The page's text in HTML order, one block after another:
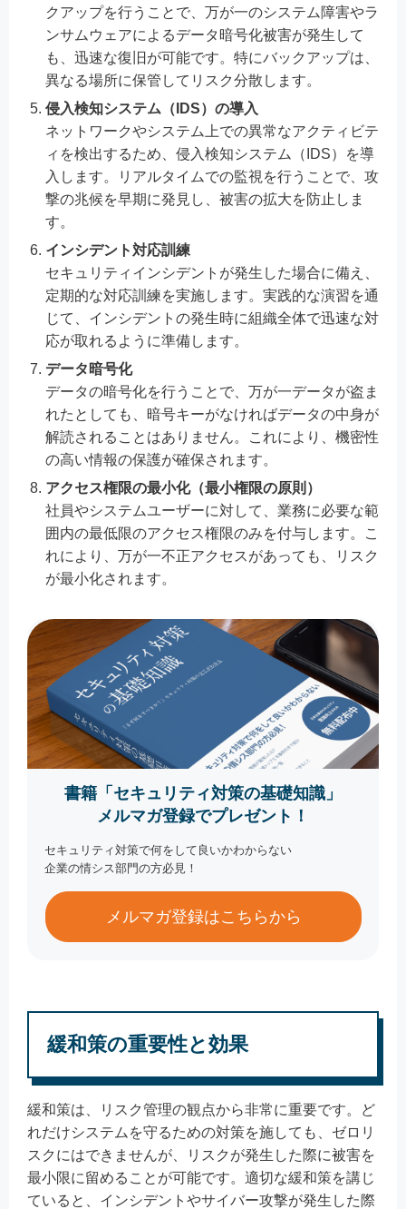
クアップを行うことで、万が一のシステム障害やラ
ンサムウェアによるデータ暗号化被害が発生して
も、迅速な復旧が可能です。特にバックアップは、
異なる場所に保管してリスク分散します。
侵入検知システム（IDS）の導入
ネットワークやシステム上での異常なアクティビテ
ィを検出するため、侵入検知システム（IDS）を導
入します。リアルタイムでの監視を行うことで、攻
撃の兆候を早期に発見し、被害の拡大を防止しま
す。
インシデント対応訓練
セキュリティインシデントが発生した場合に備え、
定期的な対応訓練を実施します。実践的な演習を通
じて、インシデントの発生時に組織全体で迅速な対
応が取れるように準備します。
データ暗号化
データの暗号化を行うことで、万が一データが盗ま
れたとしても、暗号キーがなければデータの中身が
解読されることはありません。これにより、機密性
の高い情報の保護が確保されます。
アクセス権限の最小化（最小権限の原則）
社員やシステムユーザーに対して、業務に必要な範
囲内の最低限のアクセス権限のみを付与します。こ
れにより、万が一不正アクセスがあっても、リスク
が最小化されます。
書籍「セキュリティ対策の基礎知識」
メルマガ登録でプレゼント！
セキュリティ対策で何をして良いかわからない
企業の情シス部門の方必見！
メルマガ登録はこちらから
緩和策の重要性と効果
緩和策は、リスク管理の観点から非常に重要です。ど
れだけシステムを守るための対策を施しても、ゼロリ
スクにはできませんが、リスクが発生した際に被害を
最小限に留めることが可能です。適切な緩和策を講じ
ていると、インシデントやサイバー攻撃が発生した際